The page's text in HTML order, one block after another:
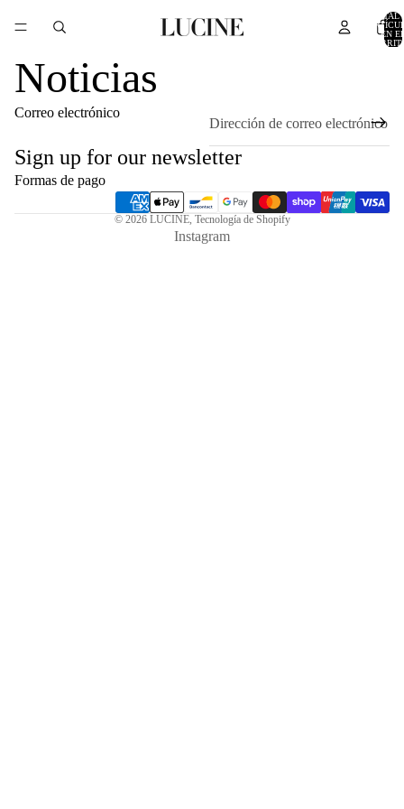
TOTAL
EN
Noticias
Correo electrónico
Sign up for our newsletter
Formas de pago
© 2026 LUCINE, Tecnología de Shopify
Instagram